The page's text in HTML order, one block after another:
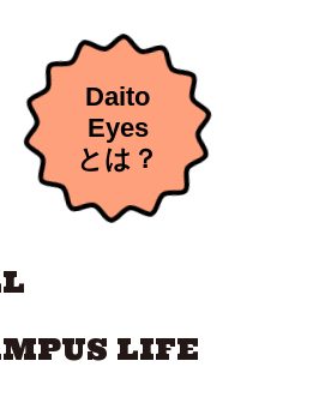
Daito
Eyes
とは？
LIFE